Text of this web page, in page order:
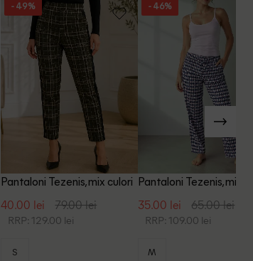
- 49%
Pantaloni Tezenis, mix culori
40.00 lei 79.00 lei
RRP: 129.00 lei
S
- 46%
Pantaloni Tezenis, mix
35.00 lei 65.00 lei
RRP: 109.00 lei
M